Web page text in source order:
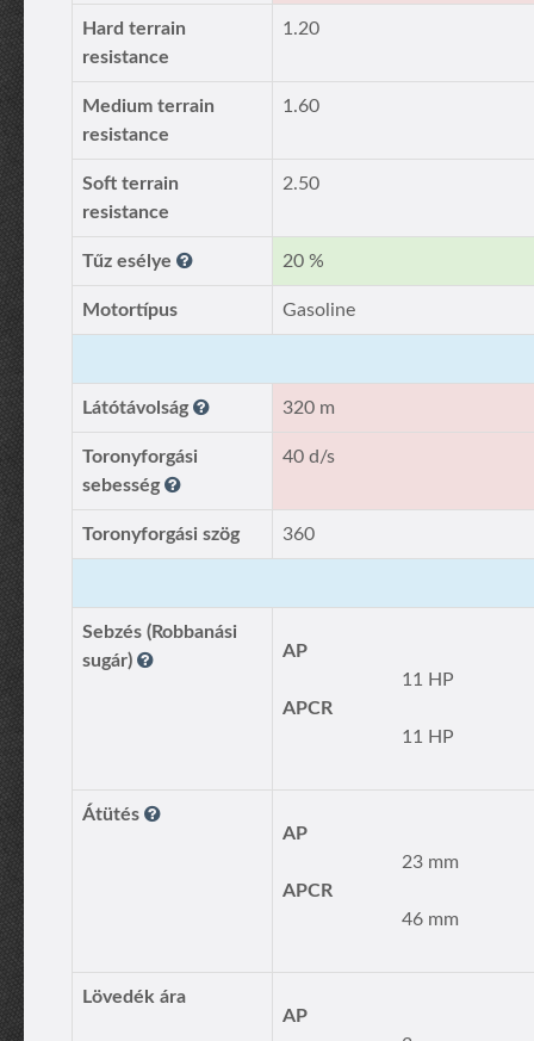
Hard terrain
resistance
1.20
Medium terrain
resistance
1.60
Soft terrain
resistance
2.50
Tűz esélye 20 %
Motortípus Gasoline
Látótávolság 320 m
Toronyforgási
sebesség
40 d/s
Toronyforgási szög 360
Sebzés (Robbanási
sugár)
AP
11 HP
APCR
11 HP
Átütés
AP
23 mm
APCR
46 mm
Lövedék ára
AP